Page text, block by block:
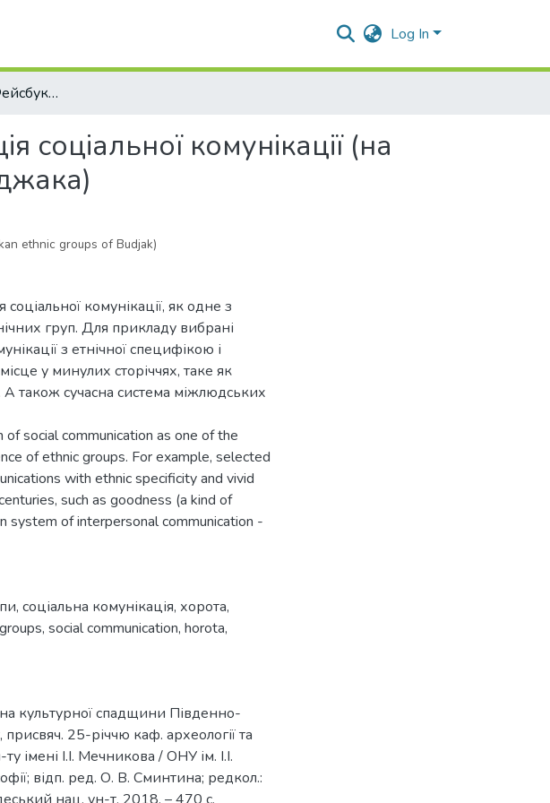
Log In
Від «хорота» до Фейсбука: трансформація соціальної комунікації (на прикладі балканських етнічних груп Буджака)
комунікації (на
ethnic groups of Budjak)
соціальної комунікації, як одне з
груп. Для прикладу вибрані
з етнічної специфікою і
у минулих сторіччях, таке як
також сучасна система міжлюдських
social communication as one of the
of ethnic groups. For example, selected
with ethnic specificity and vivid
such as goodness (a kind of
system of interpersonal communication -
, соціальна комунікація, хорота,
, social communication, horota,
культурної спадщини Південно-
25-річчю каф. археології та
імені І.І. Мечникова / ОНУ ім. І.І.
відп. ред. О. В. Сминтина; редкол.: